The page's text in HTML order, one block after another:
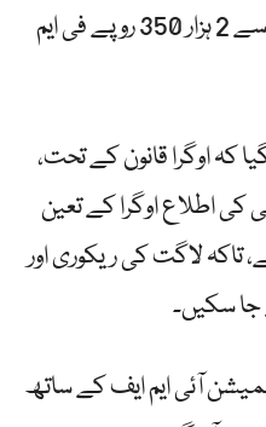
فیصد بڑھا کر 2 ہزار 150 روپے سے 2 ہزار 350 روپے فی ایم
کہ اوگرا قانون کے تحت،
اطلاع اوگرا کے تعین
ہے، تاکہ لاگت کی ریکوری اور
سکیں۔
آئی ایم ایف کے ساتھ